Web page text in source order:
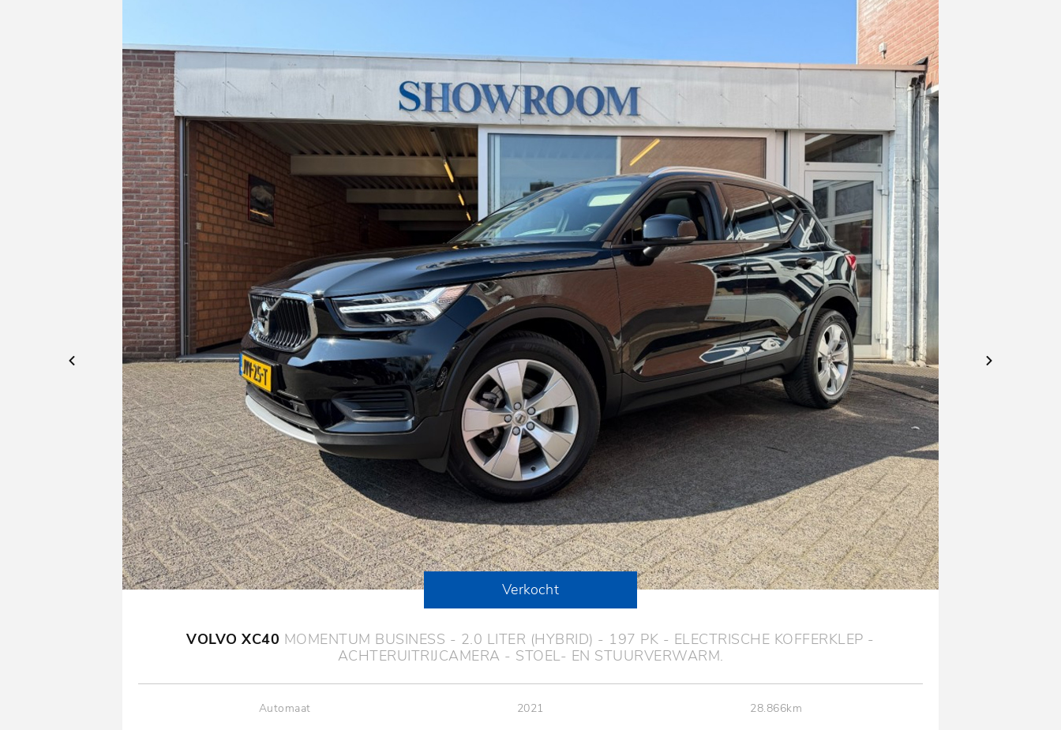
Verkocht
VOLVO XC40 MOMENTUM BUSINESS - 2.0 LITER (HYBRID) - 197 PK - ELECTRISCHE KOFFERKLEP -
ACHTERUITRIJCAMERA - STOEL- EN STUURVERWARM.
Automaat 2021 28.866km